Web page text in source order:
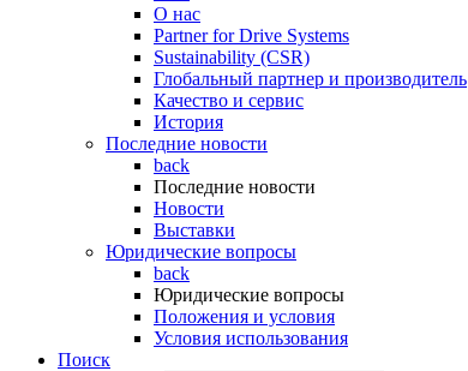
О нас
Partner for Drive Systems
Sustainability (CSR)
Глобальный партнер и производитель
Качество и сервис
История
Последние новости
back
Последние новости
Новости
Выставки
Юридические вопросы
back
Юридические вопросы
Положения и условия
Условия использования
Поиск